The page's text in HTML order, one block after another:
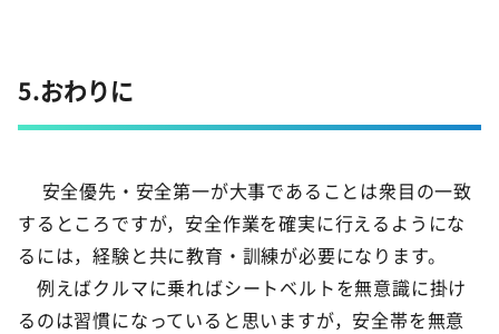
5.おわりに
安全優先・安全第一が大事であることは衆目の一致
するところですが，安全作業を確実に行えるようにな
るには，経験と共に教育・訓練が必要になります。
例えばクルマに乗ればシートベルトを無意識に掛け
るのは習慣になっていると思いますが，安全帯を無意